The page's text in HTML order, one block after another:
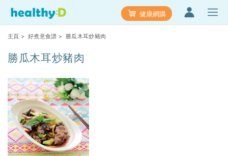
健康網購
主頁 好煮意食譜 > 勝瓜木耳炒豬肉
勝瓜木耳炒豬肉